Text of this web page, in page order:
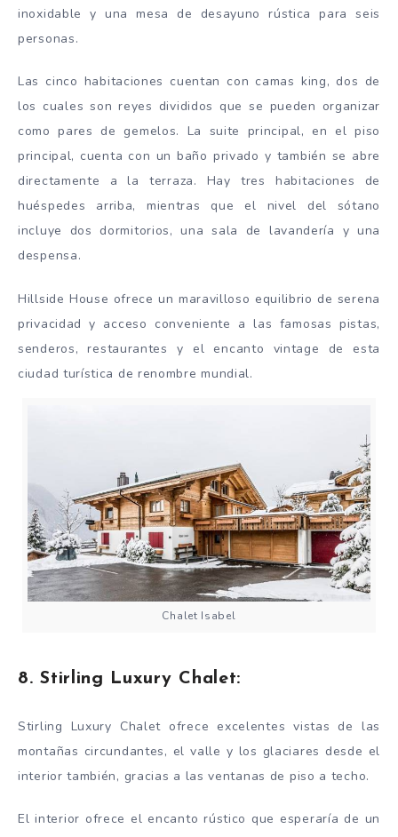
inoxidable y una mesa de desayuno rústica para seis
personas.
Las cinco habitaciones cuentan con camas king, dos de
los cuales son reyes divididos que se pueden organizar
como pares de gemelos. La suite principal, en el piso
principal, cuenta con un baño privado y también se abre
directamente a la terraza. Hay tres habitaciones de
huéspedes arriba, mientras que el nivel del sótano
incluye dos dormitorios, una sala de lavandería y una
despensa.
Hillside House ofrece un maravilloso equilibrio de serena
privacidad y acceso conveniente a las famosas pistas,
senderos, restaurantes y el encanto vintage de esta
ciudad turística de renombre mundial.
Chalet Isabel
8. Stirling Luxury Chalet:
Stirling Luxury Chalet ofrece excelentes vistas de las
montañas circundantes, el valle y los glaciares desde el
interior también, gracias a las ventanas de piso a techo.
El interior ofrece el encanto rústico que esperaría de un